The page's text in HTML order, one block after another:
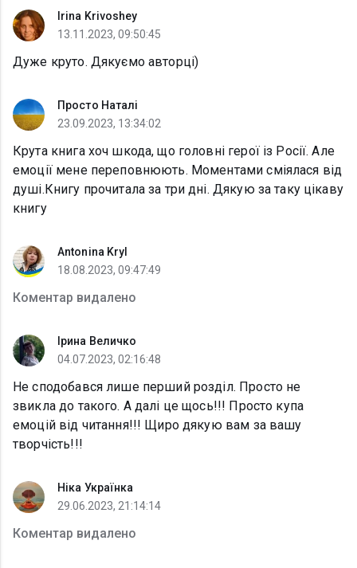
Irina Krivoshey
13.11.2023, 09:50:45
Дуже круто. Дякуємо авторці)
Просто Наталі
23.09.2023, 13:34:02
Крута книга хоч шкода, що головні герої із Росії. Але
емоції мене переповнюють. Моментами сміялася від
душі.Книгу прочитала за три дні. Дякую за таку цікаву
книгу
Antonina Kryl
18.08.2023, 09:47:49
Коментар видалено
Ірина Величко
04.07.2023, 02:16:48
Не сподобався лише перший розділ. Просто не
звикла до такого. А далі це щось!!! Просто купа
емоцій від читання!!! Щиро дякую вам за вашу
творчість!!!
Ніка Українка
29.06.2023, 21:14:14
Коментар видалено